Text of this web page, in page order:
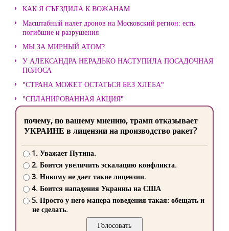
КАК Я СЪЕЗДИЛА К ВОЖАНАМ
Масштабный налет дронов на Московский регион: есть
погибшие и разрушения
МЫ ЗА МИРНЫЙ АТОМ?
У АЛЕКСАНДРА НЕРАДЬКО НАСТУПИЛА ПОСАДОЧНАЯ
ПОЛОСА
"СТРАНА МОЖЕТ ОСТАТЬСЯ БЕЗ ХЛЕБА"
"СПЛАНИРОВАННАЯ АКЦИЯ"
почему, по вашему мнению, трамп отказывает
УКРАИНЕ в лицензии на производство ракет?
1. Уважает Путина.
2. Боится увеличить эскалацию конфликта.
3. Никому не дает такие лицензии.
4. Боится нападения Украины на США
5. Просто у него манера поведения такая: обещать и
не сделать.